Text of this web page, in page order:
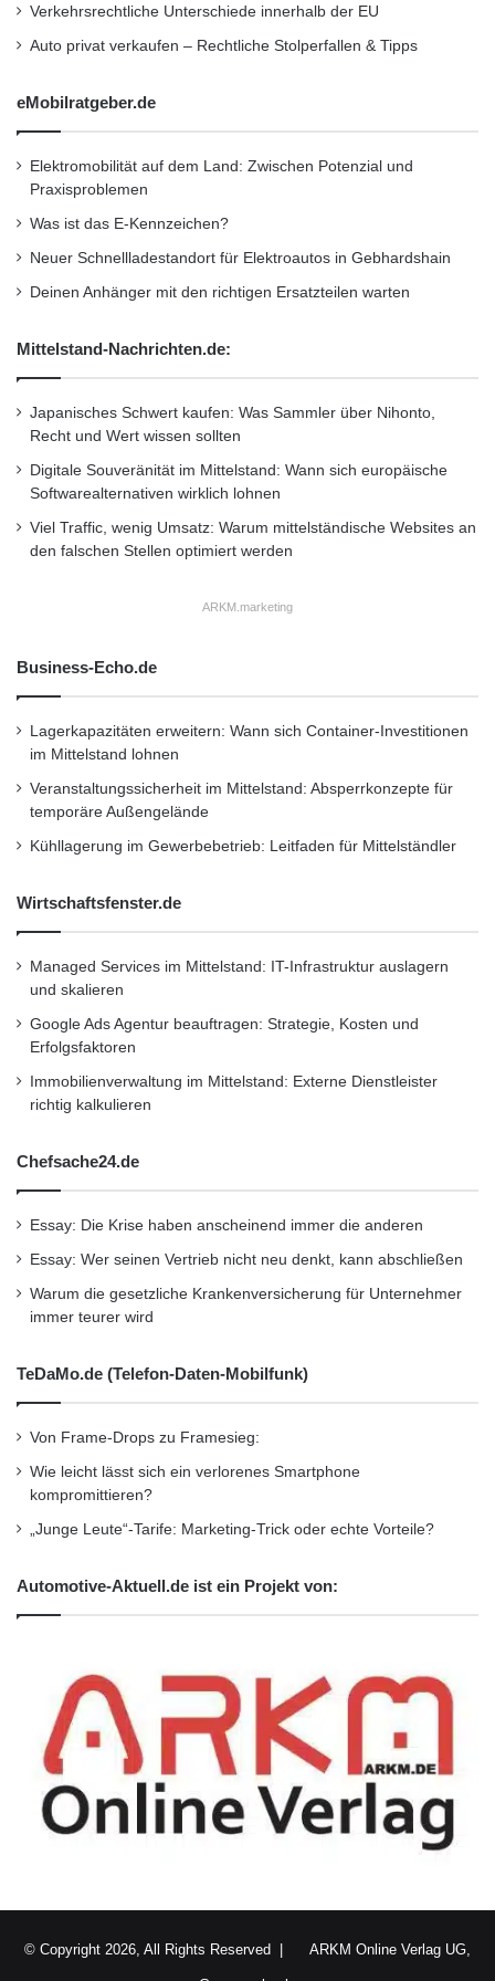
Wertungsrennen und glänzte mit den Rängen
8 und 5.
In der SX1-Klasse gelang neben Überflieger
marXparts by Motocenter Hegau) und Thomas
Ramette (Twenty Suspension Suzuki) der
Sprung ins Finalrennen. Die beiden Franzosen
belegten am Samstagabend die Plätze 8 und
Moto-Base) hatte in Stuttgart noch mit einem
Trainingsrückstand zu kämpfen und schaffte
Sprung in die Finalrennen. „Ich bin deshalb
hatte deshalb schlicht und ergreifend
Trainingsrückstand. Wenn man vor einer
solchen Veranstaltung nur einmal auf einer
man keine Wunder erwarten.“
konnten sich gleich fünf Suzuki Piloten unter
einer Suzuki RM-Z250 war Dave Versluis vom
Team Castrol Power1 Suzuki Moto-Base. Der
Rennen der SX2-Kategorie und platzierte sich
Tinkler-Walker (Team Waldmann Suzuki) und
Adrien Escoffier (Suzuki Team marXparts by
Motocenter Hegau) auf den Plätzen 4 und 5.
Suzuki-Pilot Matt Moss den Titel in der
Australischen Supercross Meisterschaft.
Johannes-Bikes Suzuki
Starker Einstieg der Suzuki-Piloten
Suzuki-Piloten SX Cups Tim Koch
Verkehrsrechtliche Unterschiede innerhalb der EU
Auto privat verkaufen – Rechtliche Stolperfallen & Tipps
eMobilratgeber.de
Elektromobilität auf dem Land: Zwischen Potenzial und
Praxisproblemen
Was ist das E-Kennzeichen?
Neuer Schnellladestandort für Elektroautos in Gebhardshain
Deinen Anhänger mit den richtigen Ersatzteilen warten
Mittelstand-Nachrichten.de:
Japanisches Schwert kaufen: Was Sammler über Nihonto,
Recht und Wert wissen sollten
Digitale Souveränität im Mittelstand: Wann sich europäische
Softwarealternativen wirklich lohnen
Viel Traffic, wenig Umsatz: Warum mittelständische Websites an
den falschen Stellen optimiert werden
ARKM.marketing
Business-Echo.de
Lagerkapazitäten erweitern: Wann sich Container-Investitionen
im Mittelstand lohnen
Veranstaltungssicherheit im Mittelstand: Absperrkonzepte für
temporäre Außengelände
Kühllagerung im Gewerbebetrieb: Leitfaden für Mittelständler
Wirtschaftsfenster.de
Managed Services im Mittelstand: IT-Infrastruktur auslagern
und skalieren
Google Ads Agentur beauftragen: Strategie, Kosten und
Erfolgsfaktoren
Immobilienverwaltung im Mittelstand: Externe Dienstleister
richtig kalkulieren
Chefsache24.de
Essay: Die Krise haben anscheinend immer die anderen
Essay: Wer seinen Vertrieb nicht neu denkt, kann abschließen
Warum die gesetzliche Krankenversicherung für Unternehmer
immer teurer wird
TeDaMo.de (Telefon-Daten-Mobilfunk)
Von Frame-Drops zu Framesieg:
Wie leicht lässt sich ein verlorenes Smartphone
kompromittieren?
„Junge Leute“-Tarife: Marketing-Trick oder echte Vorteile?
Automotive-Aktuell.de ist ein Projekt von:
© Copyright 2026, All Rights Reserved | ARKM Online Verlag UG,